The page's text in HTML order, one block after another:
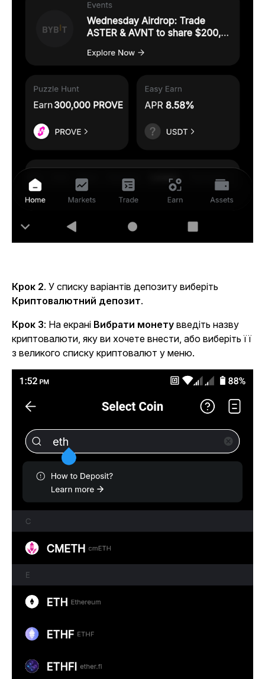
Крок 2. У списку варіантів депозиту виберіть
Криптовалютний депозит.
Крок 3: На екрані Вибрати монету введіть назву
криптовалюти, яку ви хочете внести, або виберіть її
з великого списку криптовалют у меню.